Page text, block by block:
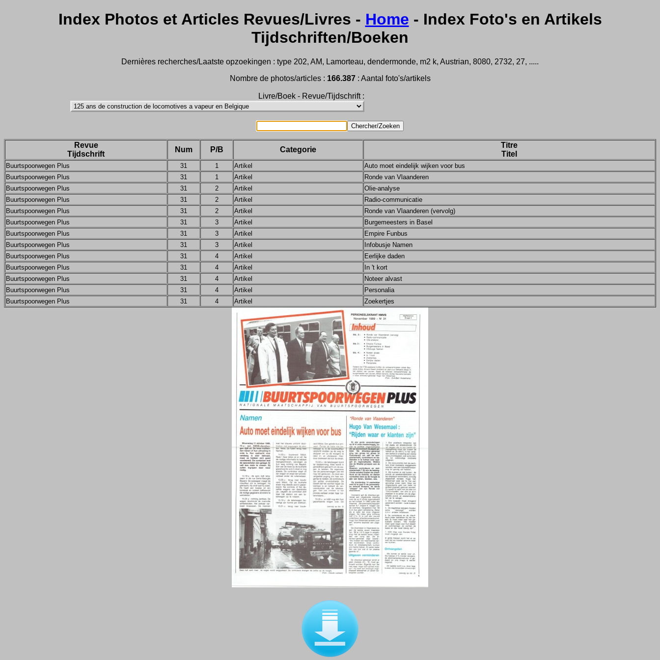
Index Photos et Articles Revues/Livres - Home - Index Foto's en Artikels
Tijdschriften/Boeken
Dernières recherches/Laatste opzoekingen : type 202, AM, Lamorteau, dendermonde, m2 k, Austrian, 8080, 2732, 27, .....
Nombre de photos/articles : 166.387: Aantal foto's/artikels
Livre/Boek - Revue/Tijdschrift :
Revue
Tijdschrift
Num P/B Categorie
Titre
Titel
Buurtspoorwegen Plus 31 1 Artikel
Auto moet eindelijk wijken voor bus
Buurtspoorwegen Plus
31 1 Artikel
Ronde van Vlaanderen
Buurtspoorwegen Plus
31 2 Artikel
Olie-analyse
Buurtspoorwegen Plus
31 2 Artikel
Radio-communicatie
Buurtspoorwegen Plus
31 2 Artikel
Ronde van Vlaanderen (vervolg)
Buurtspoorwegen Plus
31 3 Artikel
Burgemeesters in Basel
Buurtspoorwegen Plus
31 3 Artikel
Empire Funbus
Buurtspoorwegen Plus
31 3 Artikel
Infobusje Namen
Buurtspoorwegen Plus
31 4 Artikel
Eerlijke daden
Buurtspoorwegen Plus
31 4 Artikel
In 't kort
Buurtspoorwegen Plus
31 4 Artikel
Noteer alvast
Buurtspoorwegen Plus
31 4 Artikel
Personalia
Buurtspoorwegen Plus
31 4 Artikel Zoekertjes